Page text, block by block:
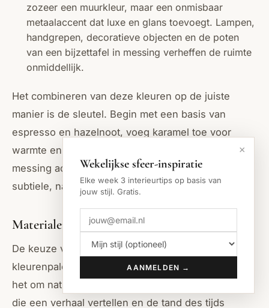
zozeer een muurkleur, maar een onmisbaar
metaalaccent dat luxe en glans toevoegt. Lampen,
handgrepen, decoratieve objecten en de poten
van een bijzettafel in messing verheffen de ruimte
onmiddellijk.
Het combineren van deze kleuren op de juiste
manier is de sleutel. Begin met een basis van
espresso en hazelnoot, voeg karamel toe voor
warmte en lift het geheel met crème brulee en
messing accenten. Olijfgroen fungeert als een
subtiele, natuurlijke onderbreking.
Materialen die spreken: van hout tot fluweel
De keuze van materialen is even cruciaal als het
kleurenpalet. Voor de Bold Coffee eetkamer draait
het om natuurlijke, tactiele en luxueuze materialen
die een verhaal vertellen en de tand des tijds
×
Wekelijkse sfeer-inspiratie
Elke week 3 interieurtips op basis van
jouw stijl. Gratis.
AANMELDEN →